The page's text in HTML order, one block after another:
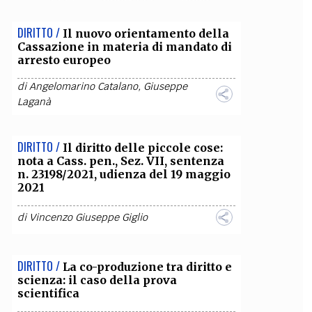
COLLABORA CON NOI
DIRITTO / Il nuovo orientamento della
Cassazione in materia di mandato di
arresto europeo
diAngelomarino Catalano, Giuseppe
Laganà
DIRITTO / Il diritto delle piccole cose:
nota a Cass. pen., Sez. VII, sentenza
n. 23198/2021, udienza del 19 maggio
2021
di Vincenzo Giuseppe Giglio
DIRITTO / La co-produzione tra diritto e
scienza: il caso della prova
scientifica